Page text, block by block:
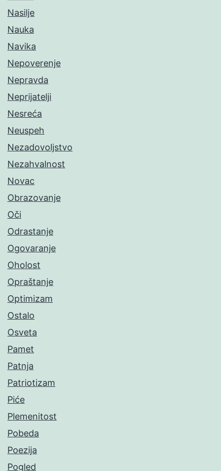
Nasilje
Nauka
Navika
Nepoverenje
Nepravda
Neprijatelji
Nesreća
Neuspeh
Nezadovoljstvo
Nezahvalnost
Novac
Obrazovanje
Oči
Odrastanje
Ogovaranje
Oholost
Opraštanje
Optimizam
Ostalo
Osveta
Pamet
Patnja
Patriotizam
Piće
Plemenitost
Pobeda
Poezija
Pogled